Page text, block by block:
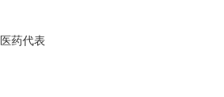
医药代表